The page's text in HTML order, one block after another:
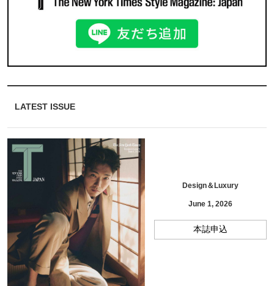
LATEST ISSUE
Design＆Luxury
June 1, 2026
本誌申込